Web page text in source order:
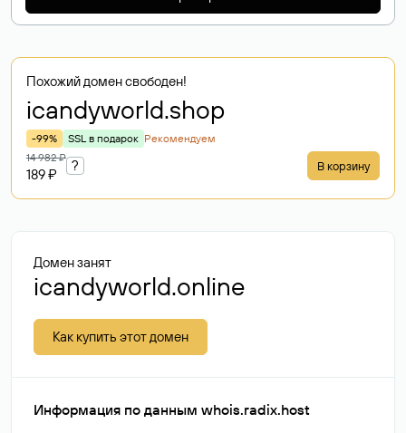
Похожий домен свободен!
icandyworld.shop
-99% SSL в подарок Рекомендуем
14 982 ₽
189 ₽
? В корзину
Домен занят
icandyworld.online
Как купить этот домен
Информация по данным whois.radix.host